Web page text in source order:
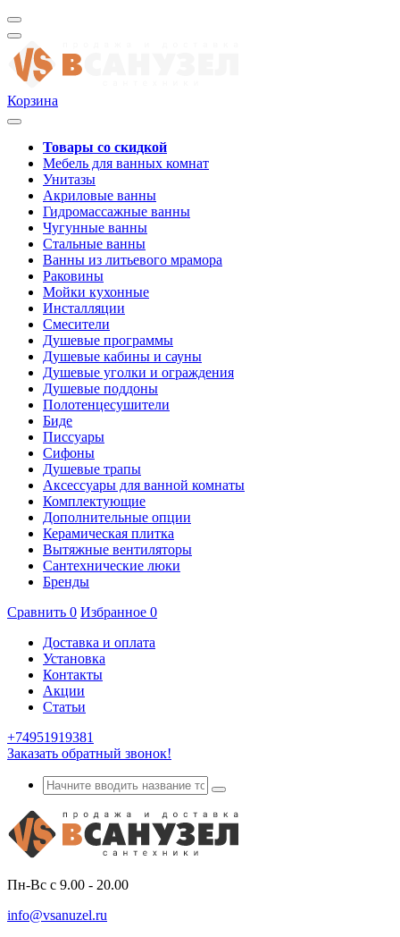
Корзина
Товары со скидкой
Мебель для ванных комнат
Унитазы
Акриловые ванны
Гидромассажные ванны
Чугунные ванны
Стальные ванны
Ванны из литьевого мрамора
Раковины
Мойки кухонные
Инсталляции
Смесители
Душевые программы
Душевые кабины и сауны
Душевые уголки и ограждения
Душевые поддоны
Полотенцесушители
Биде
Писсуары
Сифоны
Душевые трапы
Аксессуары для ванной комнаты
Комплектующие
Дополнительные опции
Керамическая плитка
Вытяжные вентиляторы
Сантехнические люки
Бренды
Сравнить 0 Избранное 0
Доставка и оплата
Установка
Контакты
Акции
Статьи
+74951919381
Заказать обратный звонок!
Пн-Вс с 9.00 - 20.00
info@vsanuzel.ru